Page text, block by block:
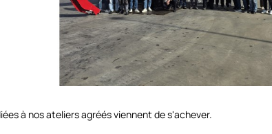
à nos ateliers agréés viennent de s'achever.